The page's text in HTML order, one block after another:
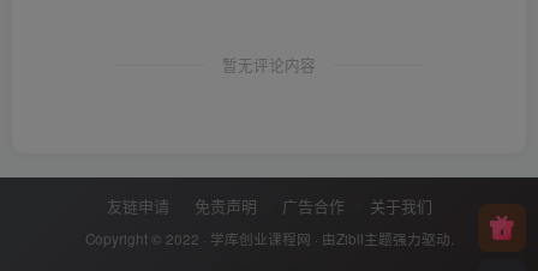
暂无评论内容
友链申请 免责声明 广告合作 关于我们
Copyright © 2022 · 学库创业课程网 · 由Zibll主题强力驱动.